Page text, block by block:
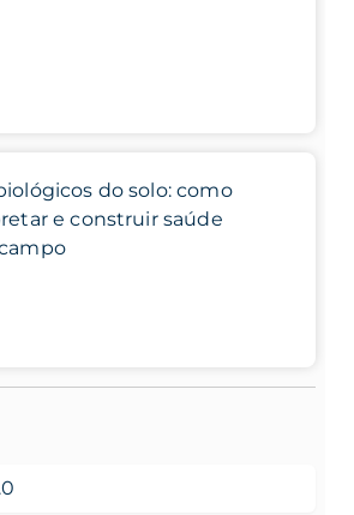
do solo: como
e construir saúde